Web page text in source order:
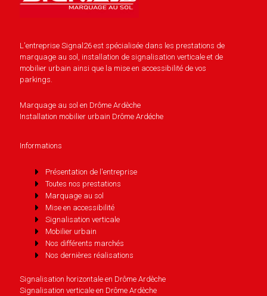
L'entreprise Signal26 est spécialisée dans les prestations de
marquage au sol, installation de signalisation verticale et de
mobilier urbain ainsi que la mise en accessibilité de vos
parkings.
Marquage au sol en Drôme Ardèche
Installation mobilier urbain Drôme Ardéche
Informations
Présentation de l'entreprise
Toutes nos prestations
Marquage au sol
Mise en accessibilité
Signalisation verticale
Mobilier urbain
Nos différents marchés
Nos dernières réalisations
Signalisation horizontale en Drôme Ardèche
Signalisation verticale en Drôme Ardèche